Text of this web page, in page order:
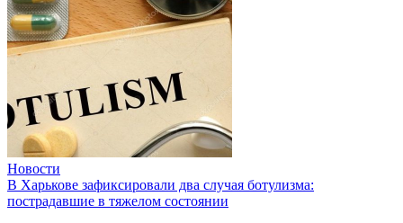
Новости
В Харькове зафиксировали два случая ботулизма:
пострадавшие в тяжелом состоянии